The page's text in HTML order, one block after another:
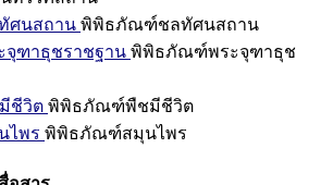
ศนสถาน พิพิธภัณฑ์ชลทัศนสถาน
ฑาธุชราชฐาน พิพิธภัณฑ์พระจุฑาธุช
ชีวิต พิพิธภัณฑ์พืชมีชีวิต
ไพร พิพิธภัณฑ์สมุนไพร